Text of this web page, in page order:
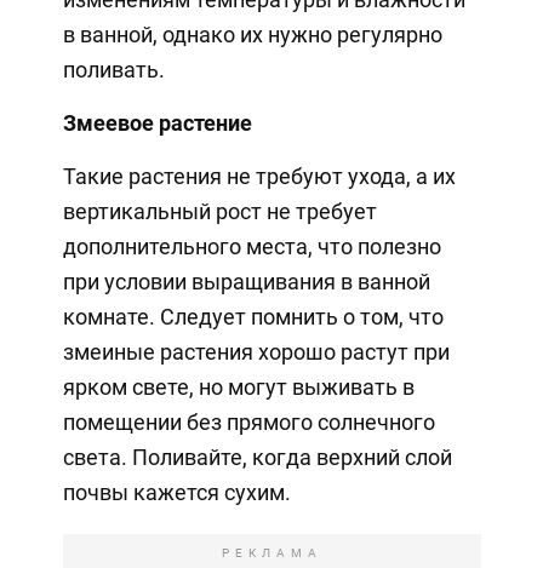
в ванной, однако их нужно регулярно
поливать.
Змеевое растение
Такие растения не требуют ухода, а их
вертикальный рост не требует
дополнительного места, что полезно
при условии выращивания в ванной
комнате. Следует помнить о том, что
змеиные растения хорошо растут при
ярком свете, но могут выживать в
помещении без прямого солнечного
света. Поливайте, когда верхний слой
почвы кажется сухим.
РЕКЛАМА